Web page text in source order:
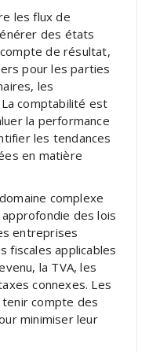
les flux de
des états
de résultat,
pour les parties
les
comptabilité est
la performance
les tendances
en matière
complexe
des lois
entreprises
fiscales applicables
la TVA, les
connexes. Les
compte des
minimiser leur